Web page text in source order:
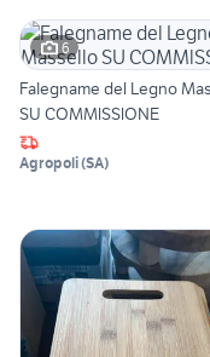
6
FaIegname del Legno
SU COMMlSSlONE
Agropoli(SA)